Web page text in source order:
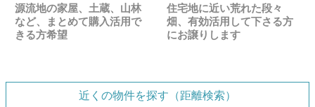
源流地の家屋、土蔵、山林
など、まとめて購入活用で
きる方希望
住宅地に近い荒れた段々
畑、有効活用して下さる方
にお譲りします
近くの物件を探す（距離検索）